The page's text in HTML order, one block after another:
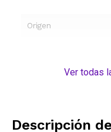
Origen
Ver todas
Descripción